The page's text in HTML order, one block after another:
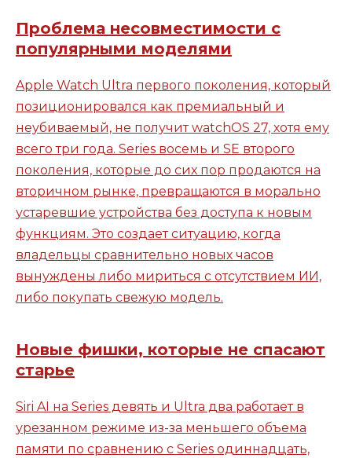
Проблема несовместимости с
популярными моделями
Apple Watch Ultra первого поколения, который
позиционировался как премиальный и
неубиваемый, не получит watchOS 27, хотя ему
всего три года. Series восемь и SE второго
поколения, которые до сих пор продаются на
вторичном рынке, превращаются в морально
устаревшие устройства без доступа к новым
функциям. Это создает ситуацию, когда
владельцы сравнительно новых часов
вынуждены либо мириться с отсутствием ИИ,
либо покупать свежую модель.
Новые фишки, которые не спасают
старье
Siri AI на Series девять и Ultra два работает в
урезанном режиме из-за меньшего объема
памяти по сравнению с Series одиннадцать,